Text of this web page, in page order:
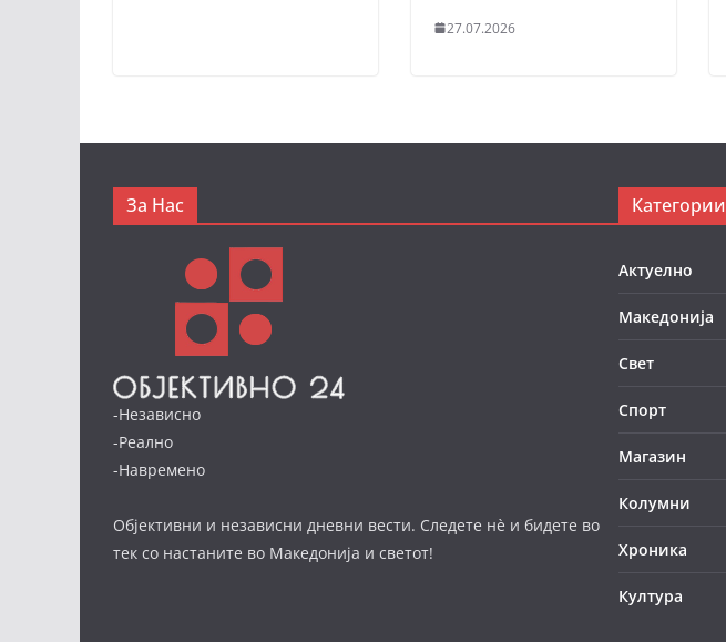
27.07.2026
За Нас
-Независно
-Реално
-Навремено
Објективни и независни дневни вести. Следете нè и бидете во
тек со настаните во Македонија и светот!
Категории
Актуелно
Македонија
Свет
Спорт
Магазин
Колумни
Хроника
Култура